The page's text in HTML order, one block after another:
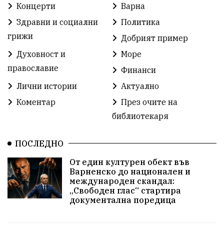
Ден на народните будители Изложба
Детски градини Богоявление
Разрушеното бомбоубежище
Избори 2026 Дарения
Концерт
едрогабаритни отпадъци
Културни и спортни събития Аспарухово
Безводие пожари Тенис Вълчи дол
Концерти
Варна
Здравни и социални
грижи
Политика
Добрият пример
Духовност и
православие
Море
Финанси
Лични истории
Актуално
Коментар
През очите на
библиотекаря
ПОСЛЕДНО
От един културен обект във
Варненско до национален и
международен скандал:
„Свободен глас“ стартира
документална поредица